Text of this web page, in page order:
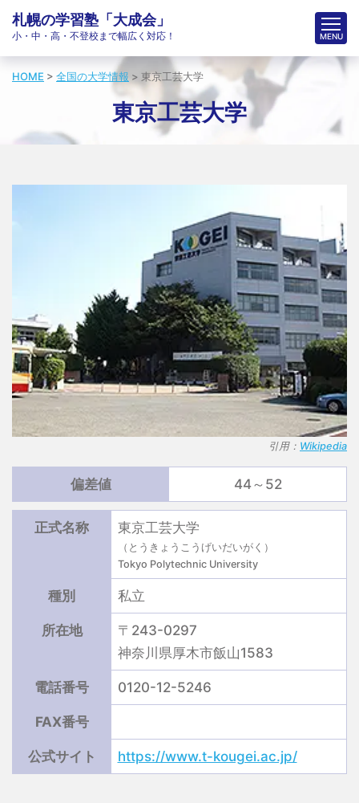
札幌の学習塾「大成会」
小・中・高・不登校まで幅広く対応！
HOME > 全国の大学情報 > 東京工芸大学
東京工芸大学
引用： Wikipedia
偏差値 44～52
正式名称 東京工芸大学
（とうきょうこうげいだいがく）
Tokyo Polytechnic University
種別 私立
所在地
〒243-0297
神奈川県厚木市飯山1583
電話番号 0120-12-5246
FAX番号
公式サイト https://www.t-kougei.ac.jp/